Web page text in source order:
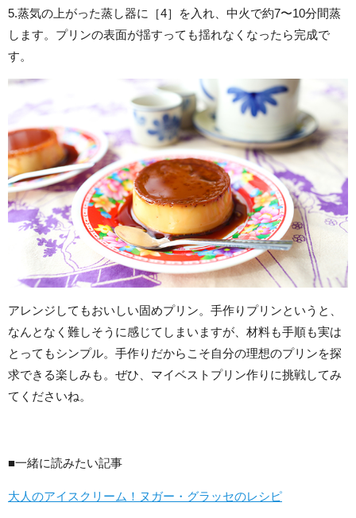
5.蒸気の上がった蒸し器に［4］を入れ、中火で約7〜10分間蒸
します。プリンの表面が揺すっても揺れなくなったら完成で
す。
アレンジしてもおいしい固めプリン。手作りプリンというと、
なんとなく難しそうに感じてしまいますが、材料も手順も実は
とってもシンプル。手作りだからこそ自分の理想のプリンを探
求できる楽しみも。ぜひ、マイベストプリン作りに挑戦してみ
てくださいね。
■一緒に読みたい記事
大人のアイスクリーム！ヌガー・グラッセのレシピ